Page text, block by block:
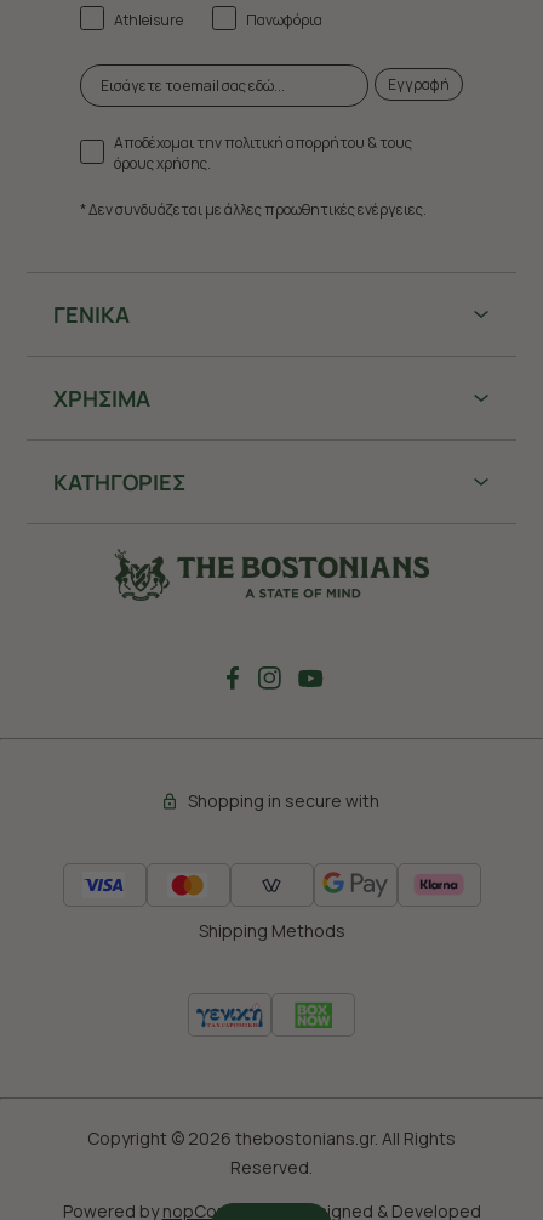
ΓΕΝΙΚΑ
ΧΡHΣΙΜΑ
ΚΑΤΗΓΟΡΙΕΣ
Athleisure
Πανωφόρια
Εγγραφή
Αποδέχομαι την πολιτική απορρήτου & τους
όρους χρήσης.
* Δεν συνδυάζεται με άλλες προωθητικές ενέργειες.
Shopping in secure with
Shipping Methods
Copyright © 2026 thebostonians.gr. All Rights
Reserved.
Powered bynopCommerce Designed & Developed